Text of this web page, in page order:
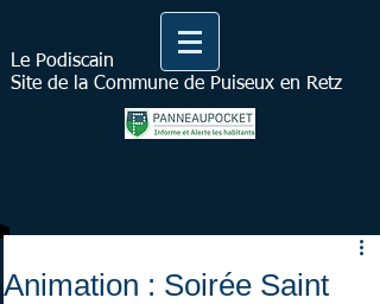
Le Podiscain
Site de la Commune de Puiseux en Retz
Animation : Soirée Saint